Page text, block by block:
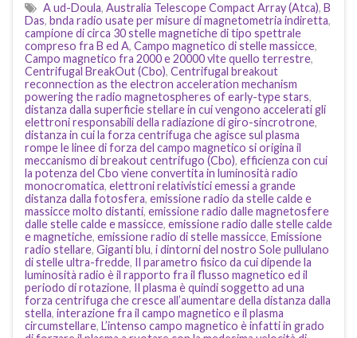
A ud-Doula, Australia Telescope Compact Array (Atca), B
Das, bnda radio usate per misure di magnetometria indiretta,
campione di circa 30 stelle magnetiche di tipo spettrale
compreso fra B ed A, Campo magnetico di stelle massicce,
Campo magnetico fra 2000 e 20000 vlte quello terrestre,
Centrifugal BreakOut (Cbo), Centrifugal breakout
reconnection as the electron acceleration mechanism
powering the radio magnetospheres of early-type stars,
distanza dalla superficie stellare in cui vengono accelerati gli
elettroni responsabili della radiazione di giro-sincrotrone,
distanza in cui la forza centrifuga che agisce sul plasma
rompe le linee di forza del campo magnetico si origina il
meccanismo di breakout centrifugo (Cbo), efficienza con cui
la potenza del Cbo viene convertita in luminosità radio
monocromatica, elettroni relativistici emessi a grande
distanza dalla fotosfera, emissione radio da stelle calde e
massicce molto distanti, emissione radio dalle magnetosfere
dalle stelle calde e massicce, emissione radio dalle stelle calde
e magnetiche, emissione radio di stelle massicce, Emissione
radio stellare, Giganti blu, i dintorni del nostro Sole pullulano
di stelle ultra-fredde, Il parametro fisico da cui dipende la
luminosità radio è il rapporto fra il flusso magnetico ed il
periodo di rotazione, Il plasma è quindi soggetto ad una
forza centrifuga che cresce all’aumentare della distanza dalla
stella, interazione fra il campo magnetico e il plasma
circumstellare, L’intenso campo magnetico è infatti in grado